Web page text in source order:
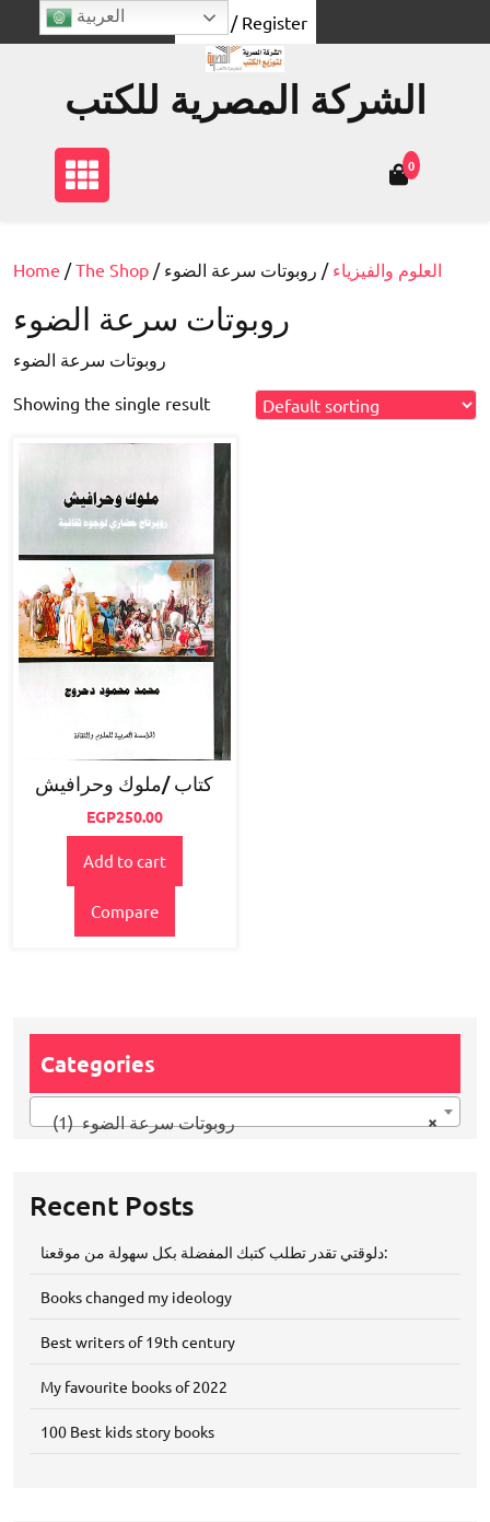
to
Login / Register
الشركة المصرية للكتب
0
Home /The Shop / العلوم والفيزياء / روبوتات سرعة الضوء
روبوتات سرعة الضوء
روبوتات سرعة الضوء
Showing the single result
كتاب /ملوك وحرافيش
EGP250.00
Add to cart
Compare
Categories
× روبوتات سرعة الضوء (1)
Recent Posts
دلوقتي تقدر تطلب كتبك المفضلة بكل سهولة من موقعنا:
Books changed my ideology
Best writers of 19th century
My favourite books of 2022
100 Best kids story books
العربية